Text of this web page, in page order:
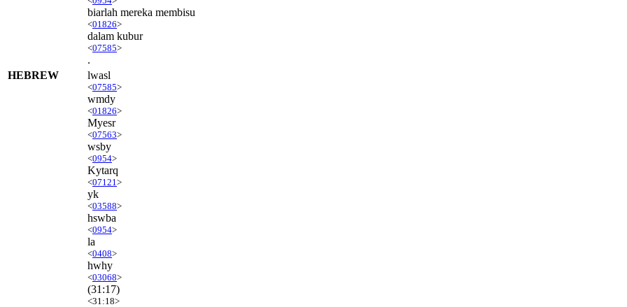
biarlah mereka membisu
<01826>
dalam kubur
<07585>
.
HEBREW
lwasl
<07585>
wmdy
<01826>
Myesr
<07563>
wsby
<0954>
Kytarq
<07121 >
yk
<03588>
hswba
<0954>
la
<0408>
hwhy
<03068>
(31:17)
<31:18>